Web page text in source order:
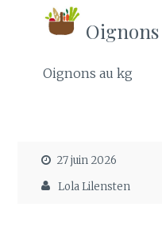
Oignons
Oignons au kg
27 juin 2026
Lola Lilensten